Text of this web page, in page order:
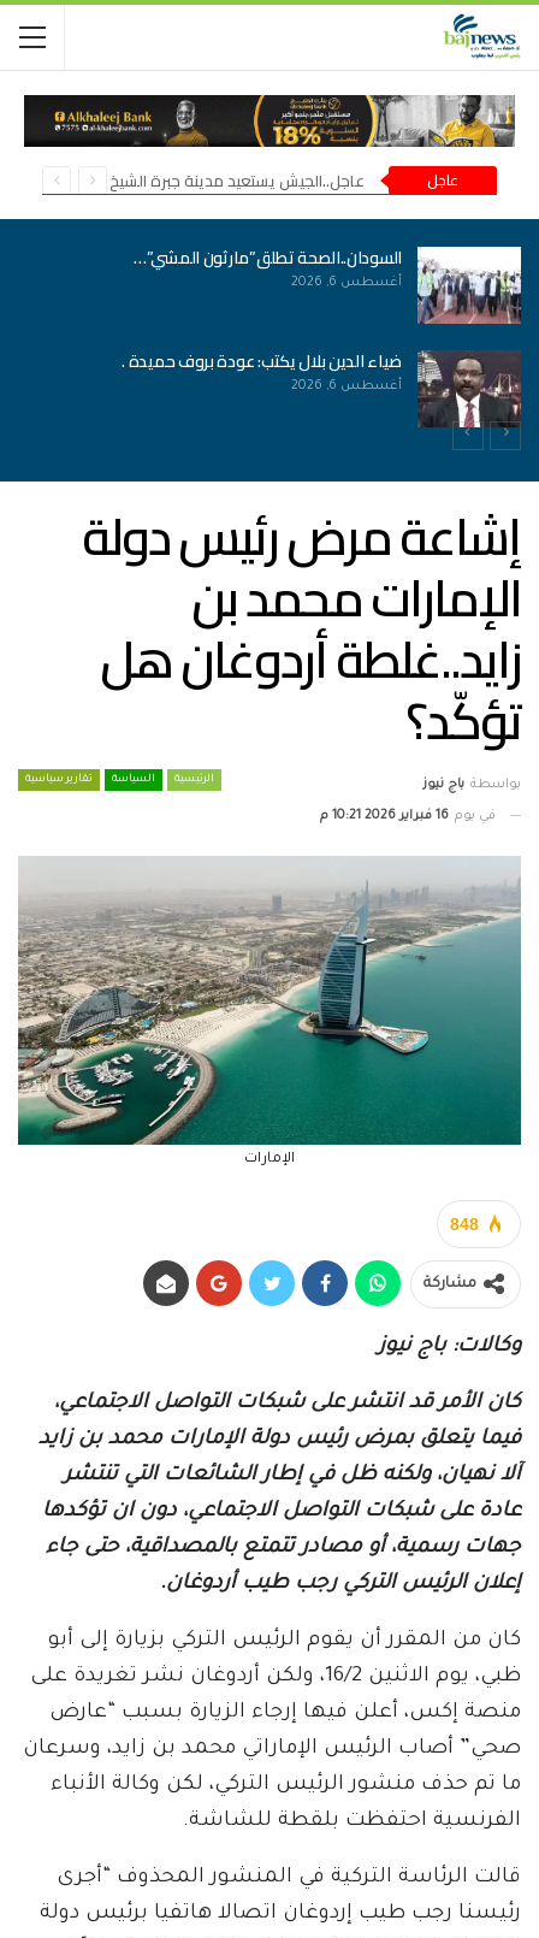
عاجل عاجل..الجيش يستعيد مدينة جبرة الشيخ في شمال كردفان
السودان..الصحة تطلق”مارثون المشي”…
أغسطس 6, 2026
ضياء الدين بلال يكتب: عودة بروف حميدة .
أغسطس 6, 2026
إشاعة مرض رئيس دولة
الإمارات محمد بن
زايد..غلطة أردوغان هل
تؤكّد؟
الرئيسية السياسة تقارير سياسية بواسطة باج نيوز
في يوم 16 فبراير 2026 10:21 م
الإمارات
848
مشاركة
وكالات: باج نيوز
كان الأمر قد انتشر على شبكات التواصل الاجتماعي،
فيما يتعلق بمرض رئيس دولة الإمارات محمد بن زايد
آلا نهيان، ولكنه ظل في إطار الشائعات التي تنتشر
عادة على شبكات التواصل الاجتماعي، دون ان تؤكدها
جهات رسمية، أو مصادر تتمتع بالمصداقية، حتى جاء
إعلان الرئيس التركي رجب طيب أردوغان.
كان من المقرر أن يقوم الرئيس التركي بزيارة إلى أبو
ظبي، يوم الاثنين 16/2، ولكن أردوغان نشر تغريدة على
منصة إكس، أعلن فيها إرجاء الزيارة بسبب “عارض
صحي” أصاب الرئيس الإماراتي محمد بن زايد، وسرعان
ما تم حذف منشور الرئيس التركي، لكن وكالة الأنباء
الفرنسية احتفظت بلقطة للشاشة.
قالت الرئاسة التركية في المنشور المحذوف “أجرى
رئيسنا رجب طيب إردوغان اتصالا هاتفيا برئيس دولة